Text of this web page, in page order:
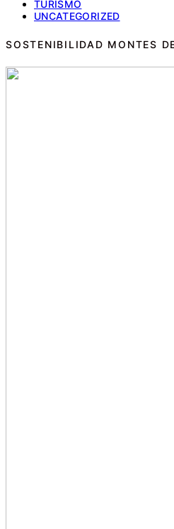
TURISMO
UNCATEGORIZED
SOSTENIBILIDAD MONTES